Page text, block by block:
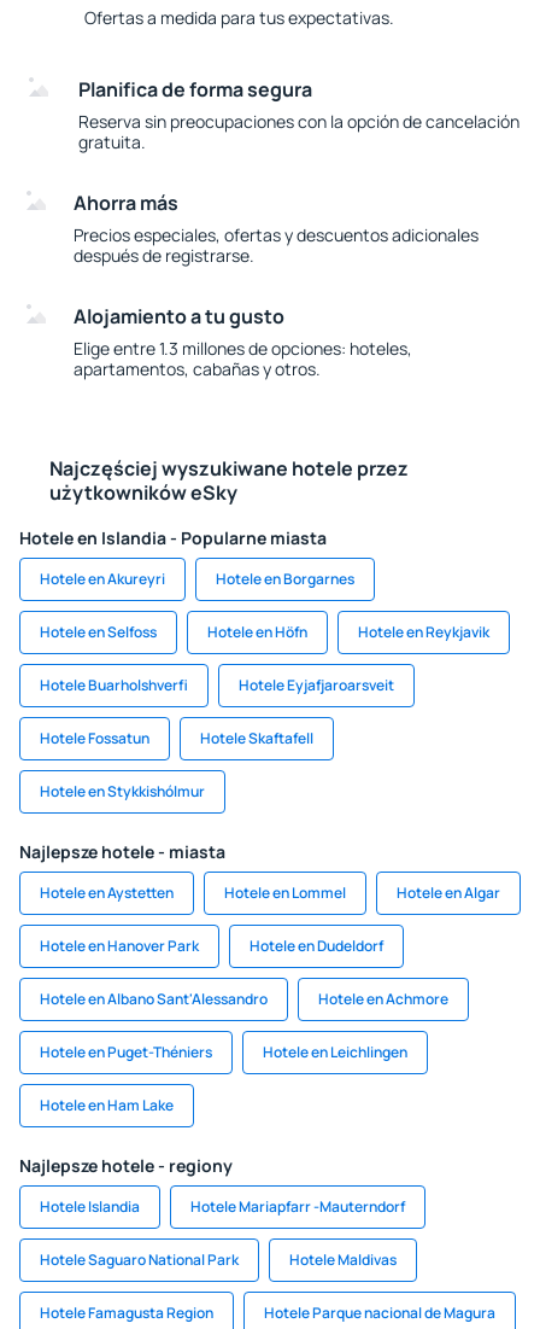
Ofertas a medida para tus expectativas.
Planifica de forma segura
Reserva sin preocupaciones con la opción de cancelación
gratuita.
Ahorra más
Precios especiales, ofertas y descuentos adicionales
después de registrarse.
Alojamiento a tu gusto
Elige entre 1.3 millones de opciones: hoteles,
apartamentos, cabañas y otros.
Najczęściej wyszukiwane hotele przez
użytkowników eSky
Hotele en Islandia - Popularne miasta
Hotele en Akureyri Hotele en Borgarnes
Hotele en Selfoss Hotele en Höfn Hotele en Reykjavik
Hotele Buarholshverfi Hotele Eyjafjaroarsveit
Hotele Fossatun Hotele Skaftafell
Hotele en Stykkishólmur
Najlepsze hotele - miasta
Hotele en Aystetten Hotele en Lommel Hotele en Algar
Hotele en Hanover Park Hotele en Dudeldorf
Hotele en Albano Sant'Alessandro Hotele en Achmore
Hotele en Puget-Théniers Hotele en Leichlingen
Hotele en Ham Lake
Najlepsze hotele - regiony
Hotele Islandia Hotele Mariapfarr -Mauterndorf
Hotele Saguaro National Park Hotele Maldivas
Hotele Famagusta Region Hotele Parque nacional de Magura